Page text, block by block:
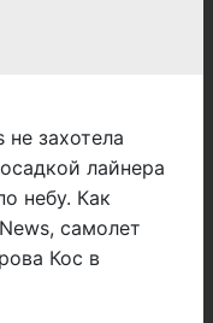
захотела
лайнера
небу. Как
самолет
Кос в